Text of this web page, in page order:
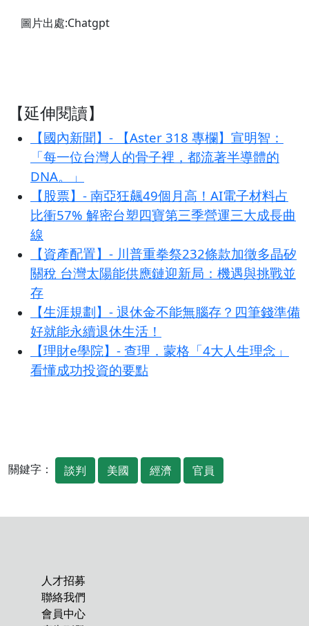
圖片出處:Chatgpt
【延伸閱讀】
【國內新聞】- 【Aster 318 專欄】宣明智：
「每一位台灣人的骨子裡，都流著半導體的
DNA。」
【股票】- 南亞狂飆49個月高！AI電子材料占
比衝57% 解密台塑四寶第三季營運三大成長曲
線
【資產配置】- 川普重拳祭232條款加徵多晶矽
關稅 台灣太陽能供應鏈迎新局：機遇與挑戰並
存
【生涯規劃】- 退休金不能無腦存？四筆錢準備
好就能永續退休生活！
【理財e學院】- 查理．蒙格「4大人生理念」
看懂成功投資的要點
關鍵字： 談判 美國 經濟 官員
人才招募
聯絡我們
會員中心